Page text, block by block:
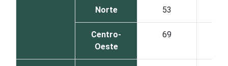
Norte 53
Centro-
Oeste
69